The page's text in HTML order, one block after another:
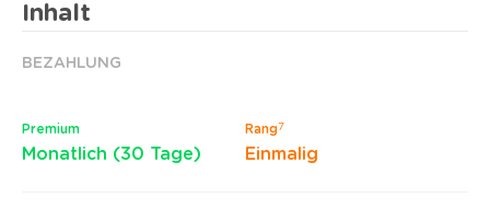
Inhalt
BEZAHLUNG
Premium
Monatlich (30 Tage)
Rang7
Einmalig